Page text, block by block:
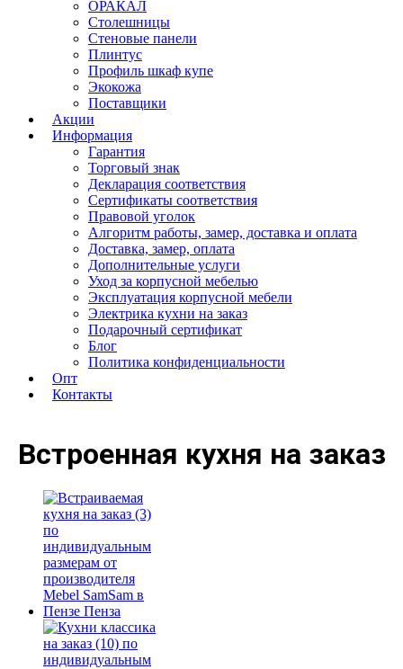
ОРАКАЛ
Столешницы
Стеновые панели
Плинтус
Профиль шкаф купе
Экокожа
Поставщики
Акции
Информация
Гарантия
Торговый знак
Декларация соответствия
Сертификаты соответствия
Правовой уголок
Алгоритм работы, замер, доставка и оплата
Доставка, замер, оплата
Дополнительные услуги
Уход за корпусной мебелью
Эксплуатация корпусной мебели
Электрика кухни на заказ
Подарочный сертификат
Блог
Политика конфиденциальности
Опт
Контакты
Встроенная кухня на заказ